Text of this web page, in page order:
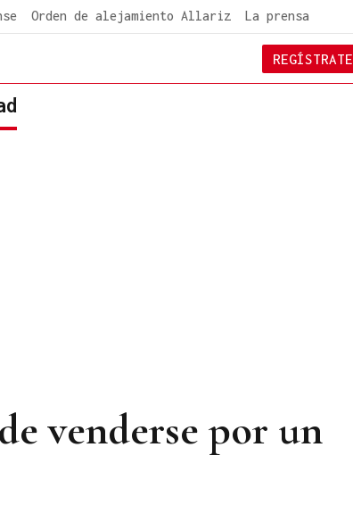
Orden de alejamiento Allariz La prensa
REGÍSTRATE
venderse por un